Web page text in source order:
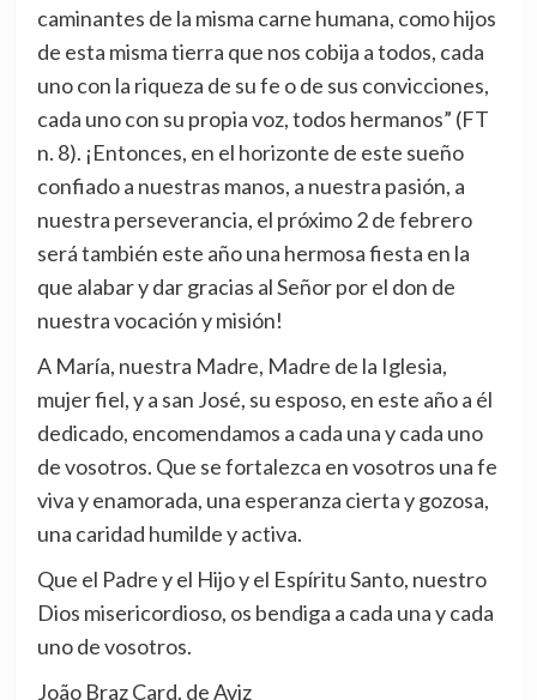
caminantes de la misma carne humana, como hijos
de esta misma tierra que nos cobija a todos, cada
uno con la riqueza de su fe o de sus convicciones,
cada uno con su propia voz, todos hermanos” (FT
n. 8). ¡Entonces, en el horizonte de este sueño
confiado a nuestras manos, a nuestra pasión, a
nuestra perseverancia, el próximo 2 de febrero
será también este año una hermosa fiesta en la
que alabar y dar gracias al Señor por el don de
nuestra vocación y misión!
A María, nuestra Madre, Madre de la Iglesia,
mujer fiel, y a san José, su esposo, en este año a él
dedicado, encomendamos a cada una y cada uno
de vosotros. Que se fortalezca en vosotros una fe
viva y enamorada, una esperanza cierta y gozosa,
una caridad humilde y activa.
Que el Padre y el Hijo y el Espíritu Santo, nuestro
Dios misericordioso, os bendiga a cada una y cada
uno de vosotros.
João Braz Card. de Aviz